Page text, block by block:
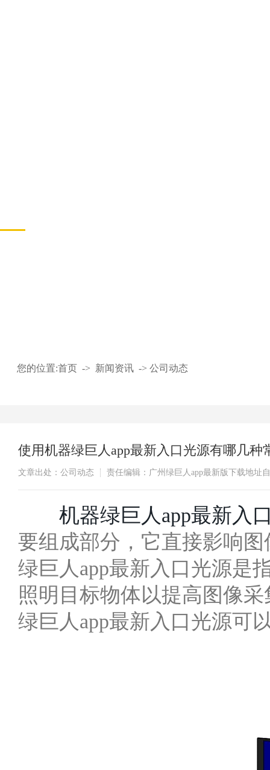
您的位置:首页 -> 新闻资讯 -> 公司动态
使用机器绿巨人app最新入口光源有哪几种常
文章出处：公司动态 责任编辑：广州绿巨人app最新版下载地
机器绿巨人app最新入
要组成部分，它直接影
绿巨人app最新入口光源是指
照明目标物体以提高图像采集
绿巨人app最新入口光源可以